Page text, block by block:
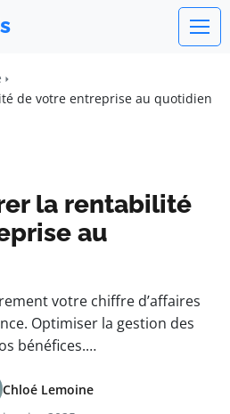
de votre entreprise au quotidien
la rentabilité
au
votre chiffre d’affaires
Optimiser la gestion des
bénéfices.…
Chloé Lemoine